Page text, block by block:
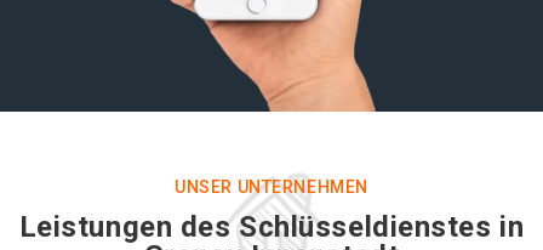
UNSER UNTERNEHMEN
Leistungen des Schlüsseldienstes in